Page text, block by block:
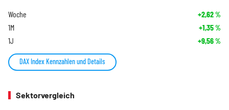
Woche +2,62%
1M +1,35%
1J +9,56%
DAX Index Kennzahlen und Details
Sektorvergleich